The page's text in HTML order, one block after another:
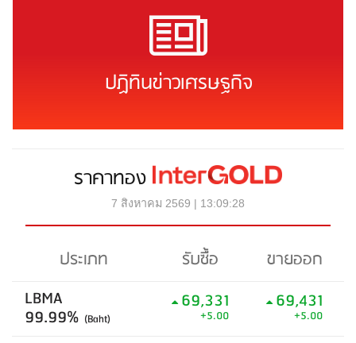
ปฏิทินข่าวเศรษฐกิจ
ราคาทอง
7 สิงหาคม 2569 | 13:09:28
ประเภท รับซื้อ
ขายออก
LBMA
99.99% (Baht)
69,331
+5.00
69,431
+5.00